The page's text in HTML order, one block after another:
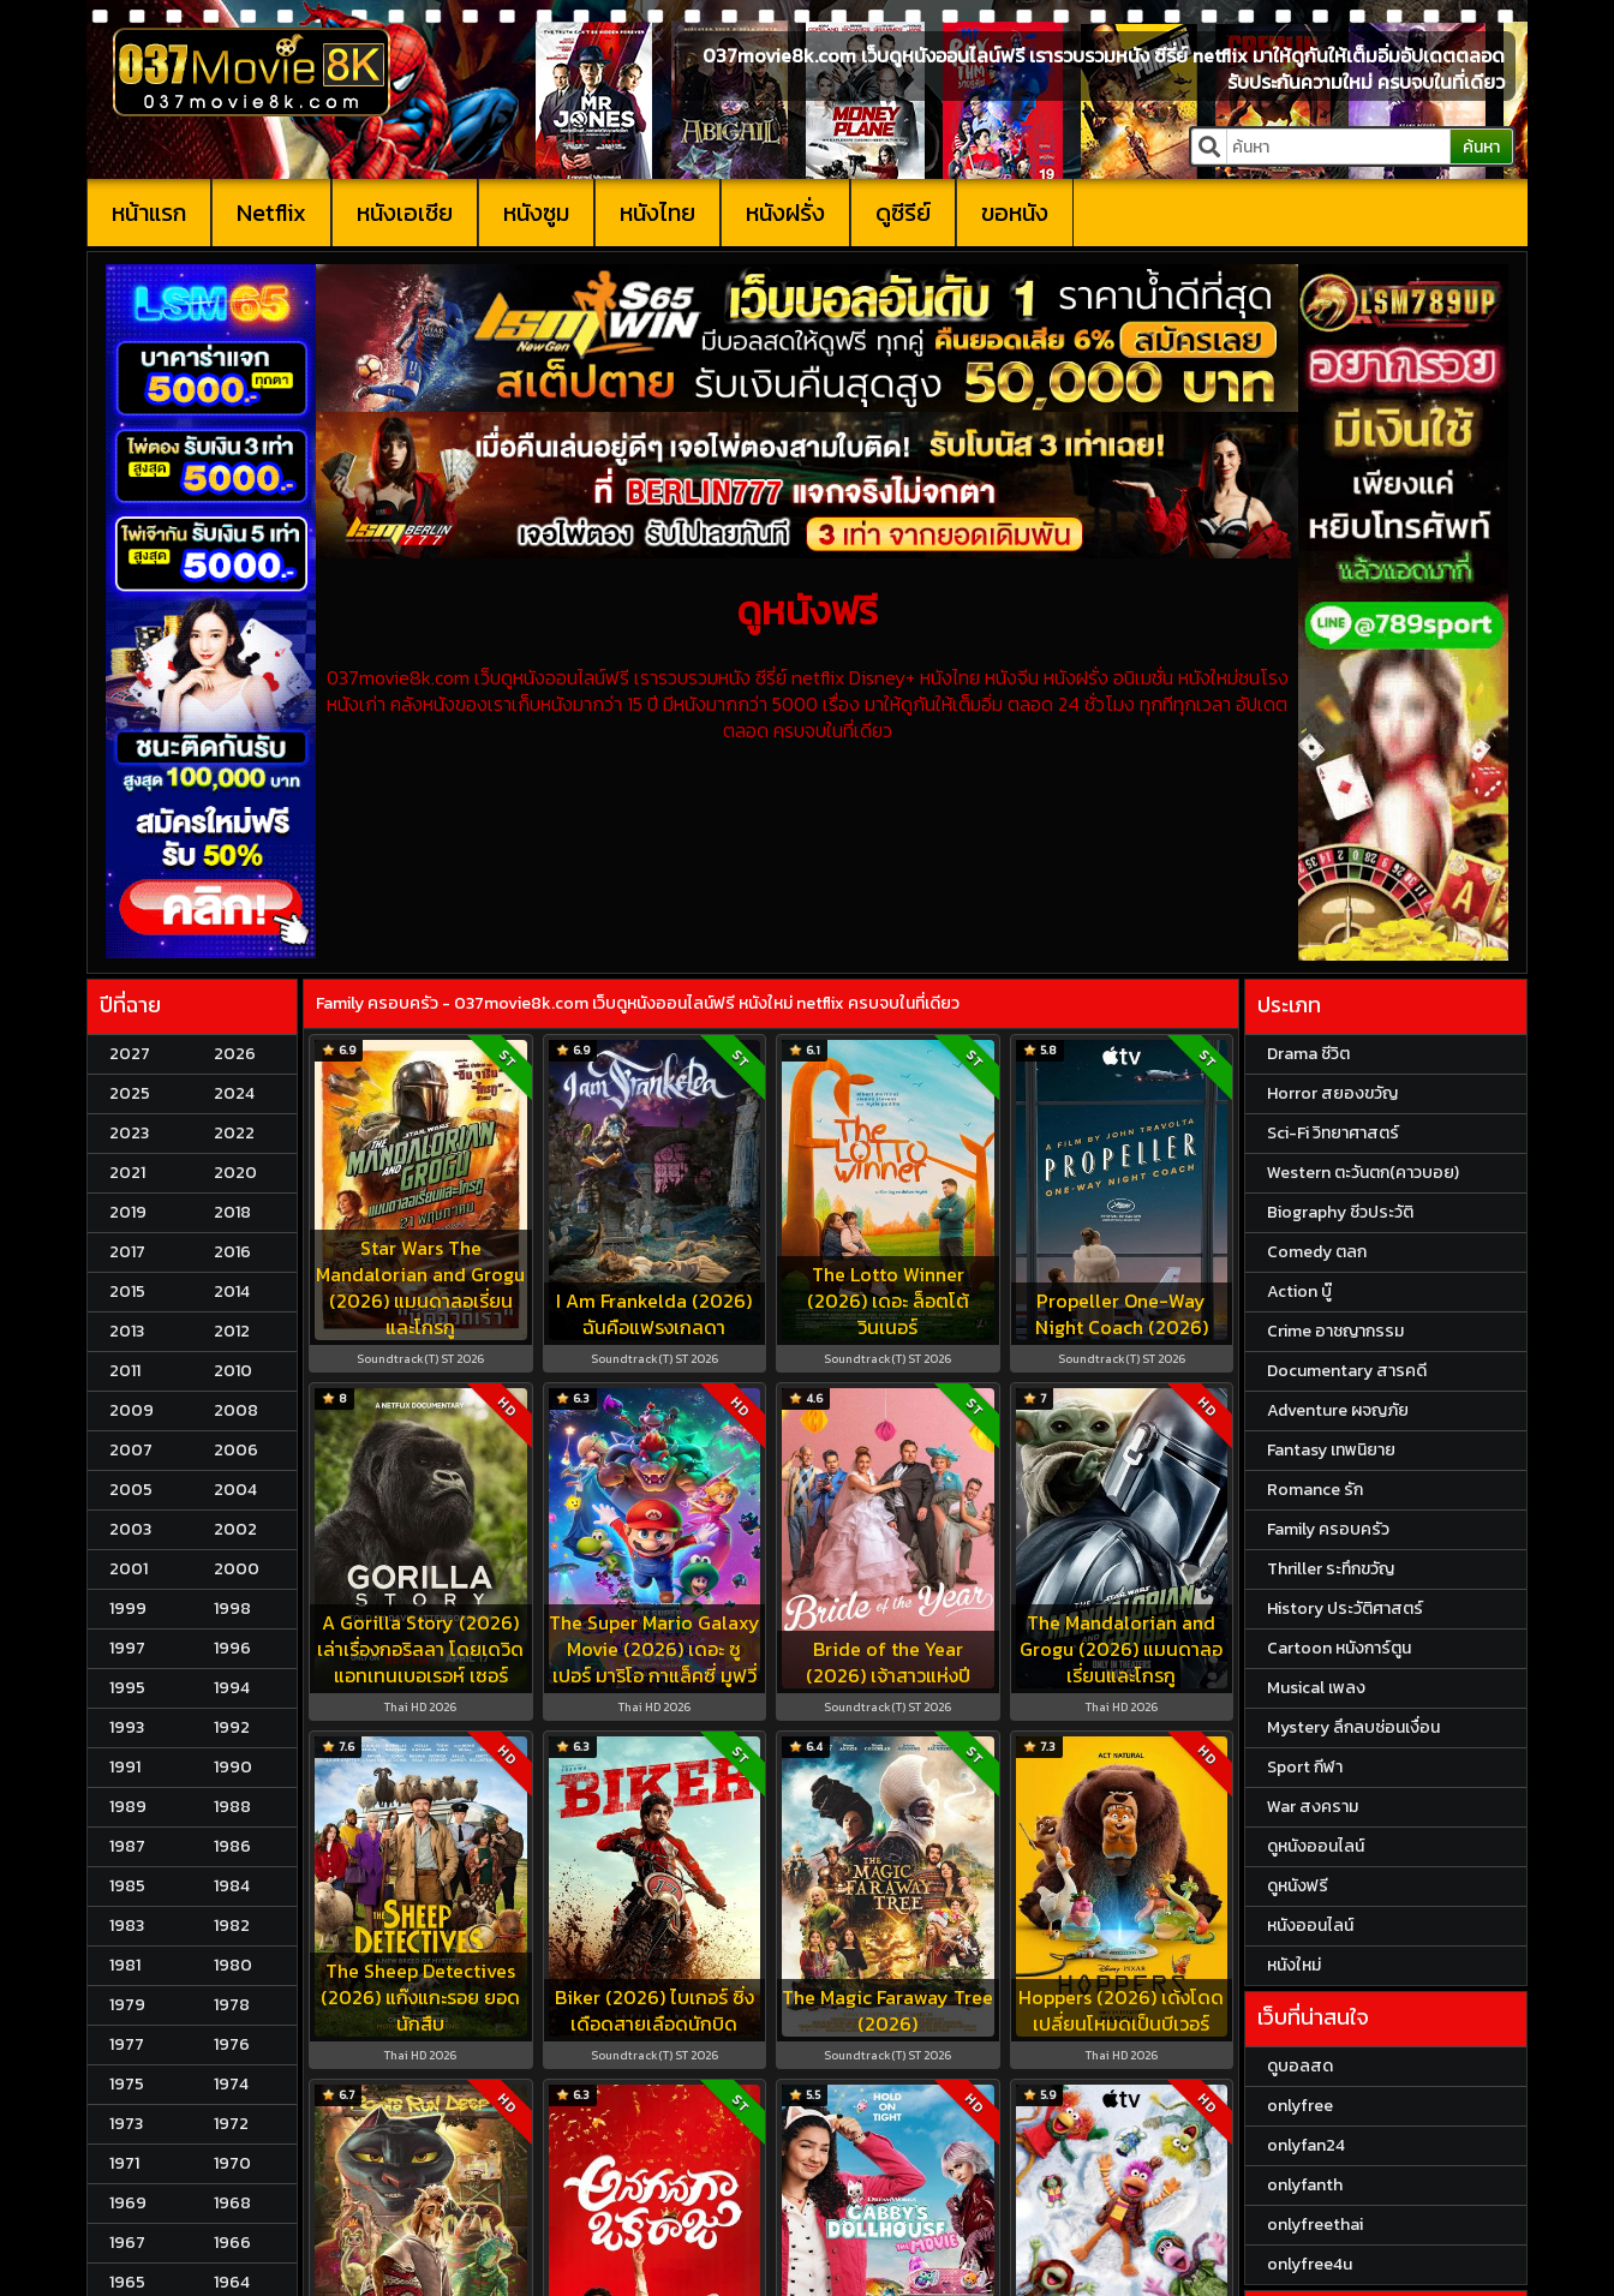
037movie8k.com เว็บดูหนังออนไลน์ฟรี เรารวบรวมหนัง ซีรี่ย์ netflix มาให้ดูกันให้เต็มอิ่มอัปเดตตลอด
รับประกันความใหม่ ครบจบในที่เดียว
ค้นหา
หน้าแรก Netflix หนังเอเชีย หนังซูม หนังไทย หนังฝรั่ง ดูซีรีย์ ขอหนัง
ดูหนังฟรี
037movie8k.com เว็บดูหนังออนไลน์ฟรี เรารวบรวมหนัง ซีรี่ย์ netflix Disney+ หนังไทย หนังจีน หนังฝรั่ง อนิเมชั่น หนังใหม่ชนโรง
หนังเก่า คลังหนังของเราเก็บหนังมากว่า 15 ปี มีหนังมากกว่า 5000 เรื่อง มาให้ดูกันให้เต็มอิ่ม ตลอด 24 ชั่วโมง ทุกทีทุกเวลา อัปเดต
ตลอด ครบจบในที่เดียว
ปีที่ฉาย
2027
2026
2025
2024
2023
2022
2021
2020
2019
2018
2017
2016
2015
2014
2013
2012
2011
2010
2009
2008
2007
2006
2005
2004
2003
2002
2001
2000
1999
1998
1997
1996
1995
1994
1993
1992
1991
1990
1989
1988
1987
1986
1985
1984
1983
1982
1981
1980
1979
1978
1977
1976
1975
1974
1973
1972
1971
1970
1969
1968
1967
1966
1965
1964
Family ครอบครัว - 037movie8k.com เว็บดูหนังออนไลน์ฟรี หนังใหม่ netflix ครบจบในที่เดียว
Star Wars The
Mandalorian and Grogu
(2026) แมนดาลอเรี่ยน
และโกรกู
6.9 ST
Soundtrack(T) ST 2026
I Am Frankelda (2026)
ฉันคือแฟรงเกลดา
6.9 ST
Soundtrack(T) ST 2026
The Lotto Winner
(2026) เดอะ ล็อตโต้
วินเนอร์
6.1 ST
Soundtrack(T) ST 2026
Propeller One-Way
Night Coach (2026)
5.8 ST
Soundtrack(T) ST 2026
A Gorilla Story (2026)
เล่าเรื่องกอริลลา โดยเดวิด
แอทเทนเบอเรอห์ เซอร์
8 HD
Thai HD 2026
The Super Mario Galaxy
Movie (2026) เดอะ ซู
เปอร์ มาริโอ กาแล็คซี่ มูฟวี่
6.3 HD
Thai HD 2026
Bride of the Year
(2026) เจ้าสาวแห่งปี
4.6 ST
Soundtrack(T) ST 2026
The Mandalorian and
Grogu (2026) แมนดาลอ
เรี่ยนและโกรกู
7 HD
Thai HD 2026
The Sheep Detectives
(2026) แก๊งแกะรอย ยอด
นักสืบ
7.6 HD
Thai HD 2026
Biker (2026) ไบเกอร์ ซิ่ง
เดือดสายเลือดนักบิด
6.3 ST
Soundtrack(T) ST 2026
The Magic Faraway Tree
(2026)
6.4 ST
Soundtrack(T) ST 2026
Hoppers (2026) เด้งโดด
เปลี่ยนโหมดเป็นบีเวอร์
7.3 HD
Thai HD 2026
6.7 HD 6.3 ST 5.5 HD 5.9 HD
ประเภท
Drama ชีวิต
Horror สยองขวัญ
Sci-Fi วิทยาศาสตร์
Western ตะวันตก(คาวบอย)
Biography ชีวประวัติ
Comedy ตลก
Action บู๊
Crime อาชญากรรม
Documentary สารคดี
Adventure ผจญภัย
Fantasy เทพนิยาย
Romance รัก
Family ครอบครัว
Thriller ระทึกขวัญ
History ประวัติศาสตร์
Cartoon หนังการ์ตูน
Musical เพลง
Mystery ลึกลบซ่อนเงื่อน
Sport กีฬา
War สงคราม
ดูหนังออนไลน์
ดูหนังฟรี
หนังออนไลน์
หนังใหม่
เว็บที่น่าสนใจ
ดูบอลสด
onlyfree
onlyfan24
onlyfanth
onlyfreethai
onlyfree4u